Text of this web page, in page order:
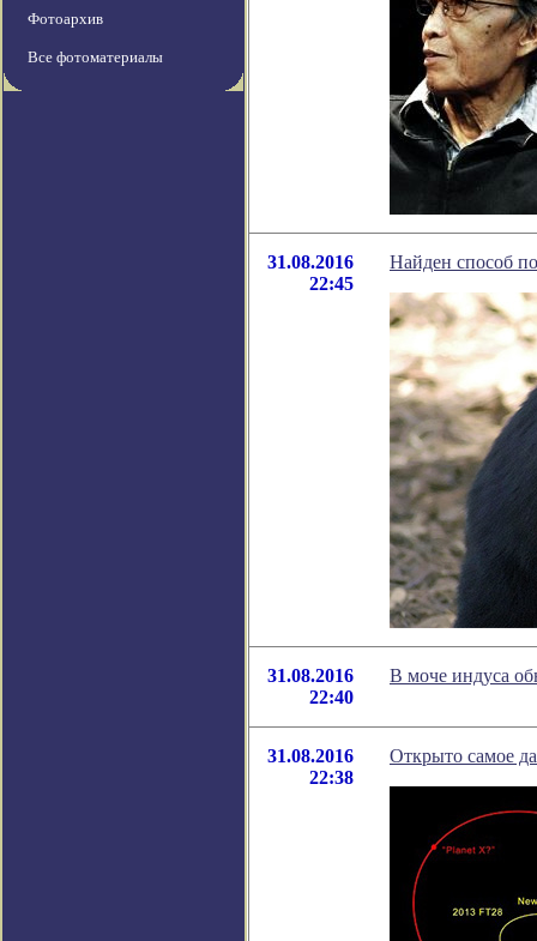
Фотоархив
Все фотоматериалы
31.08.2016
22:45
Найден способ
31.08.2016
22:40
В моче индуса
31.08.2016
22:38
Открыто самое